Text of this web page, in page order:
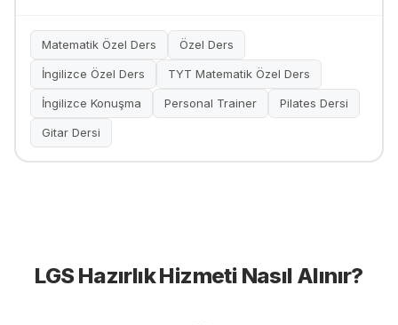
Matematik Özel Ders Özel Ders
İngilizce Özel Ders TYT Matematik Özel Ders
İngilizce Konuşma Personal Trainer Pilates Dersi
Gitar Dersi
LGS HazırlıkHizmeti Nasıl Alınır?